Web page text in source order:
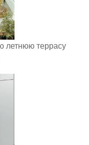
летнюю террасу